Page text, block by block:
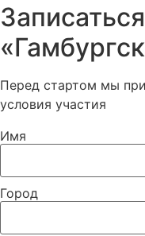
Перед стартом мы
условия участия
Имя
Город